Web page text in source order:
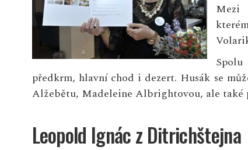
Mezi
předkrm, hlavní chod i dezert. Husák se
Alžebětu, Madeleine Albrightovou, ale také
Leopold Ignác z Ditrichštejna